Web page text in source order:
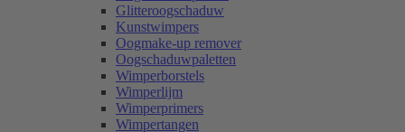
Glitteroogschaduw
Kunstwimpers
Oogmake-up remover
Oogschaduwpaletten
Wimperborstels
Wimperlijm
Wimperprimers
Wimpertangen